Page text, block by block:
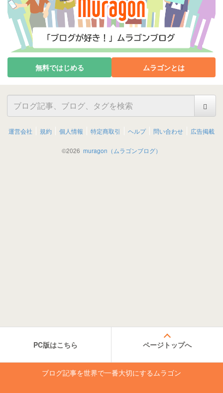
無料ではじめる ムラゴンとは
運営会社 規約 個人情報 特定商取引 ヘルプ 問い合わせ 広告掲載
©2026 muragon（ムラゴンブログ）
PC版はこちら ページトップへ
ブログ記事を世界で一番大切にするムラゴン